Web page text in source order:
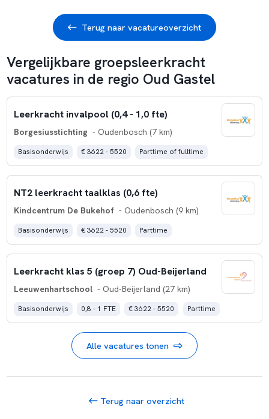
Terug naar vacatureoverzicht
Vergelijkbare groepsleerkracht
vacatures in de regio Oud Gastel
Leerkracht invalpool (0,4 - 1,0 fte)
Borgesiusstichting - Oudenbosch (7 km)
Basisonderwijs € 3622 - 5520 Parttime of fulltime
NT2 leerkracht taalklas (0,6 fte)
Kindcentrum De Bukehof - Oudenbosch (9 km)
Basisonderwijs € 3622 - 5520 Parttime
Leerkracht klas 5 (groep 7) Oud-Beijerland
Leeuwenhartschool - Oud-Beijerland (27 km)
Basisonderwijs 0,8 - 1 FTE € 3622 - 5520 Parttime
Alle vacatures tonen
Terug naar overzicht